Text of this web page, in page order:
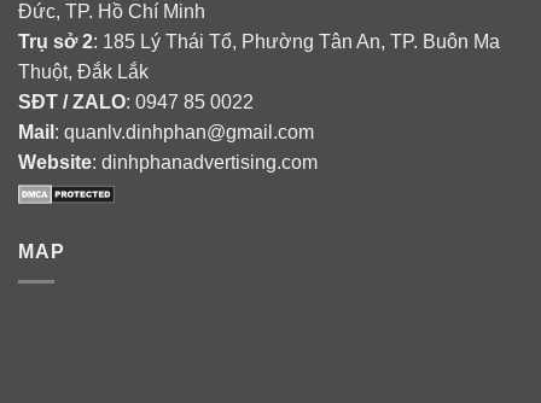
Đức, TP. Hồ Chí Minh
Trụ sở 2: 185 Lý Thái Tổ, Phường Tân An, TP. Buôn Ma
Thuột, Đắk Lắk
SĐT / ZALO: 0947 85 0022
Mail : quanlv.dinhphan@gmail.com
Website: dinhphanadvertising.com
MAP